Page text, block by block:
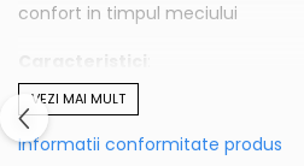
confort in timpul meciului
-Fermoar
-Mansete elastice
-Material moale
VEZI MAI MULT
Informatii conformitate produs